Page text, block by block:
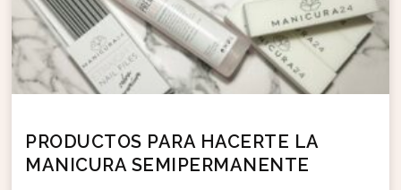
PRODUCTOS PARA HACERTE LA
MANICURA SEMIPERMANENTE